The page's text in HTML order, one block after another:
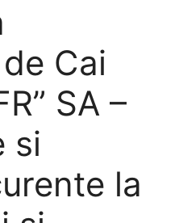
Cai
SA –
si
la